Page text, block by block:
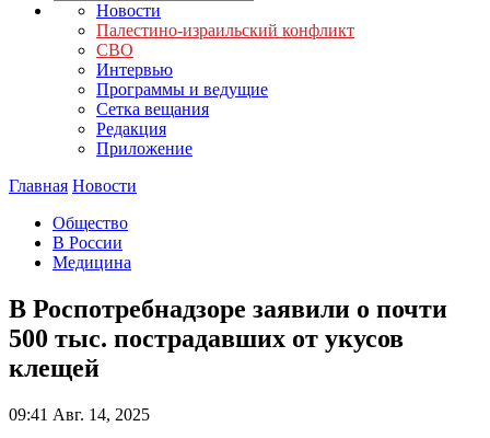
Новости
Палестино-израильский конфликт
СВО
Интервью
Программы и ведущие
Сетка вещания
Редакция
Приложение
Главная Новости
Общество
В России
Медицина
В Роспотребнадзоре заявили о почти
500 тыс. пострадавших от укусов
клещей
09:41 Авг. 14, 2025